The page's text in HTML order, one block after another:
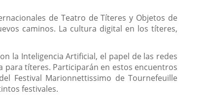
de Teatro de Títeres y Objetos de
caminos. La cultura digital en los títeres,
la Inteligencia Artificial, el papel de las redes
para títeres. Participarán en estos encuentros
Festival Marionnettissimo de Tournefeuille
festivales.